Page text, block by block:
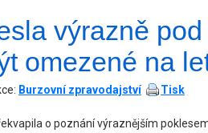
výrazně
omezené na
Burzovní zpravodajství Tisk
o poznání výraznějším